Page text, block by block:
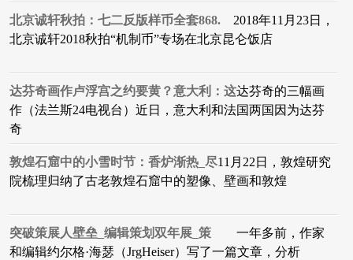
北京诚轩秋拍：七二反版样币全套868. 2018年11月23日，
北京诚轩2018秋拍“机制币”专场在北京昆仑饭店
达芬奇画作卢浮宫之约要黄？意大利：这达芬奇的三幅画
作（法兰斯24电视台）近日，意大利和法国两国因为达芬
奇
敦煌石窟中的小雪时节：香炉渐热_尽11月22日，敦煌研究
院梳理归纳了古老敦煌石窟中的塑像、壁画和敦煌
突破策展人壁垒_编辑策划双年展_策 一年多前，作家
和编辑约尔格·海瑟（JrgHeiser）写了一篇文章，分析